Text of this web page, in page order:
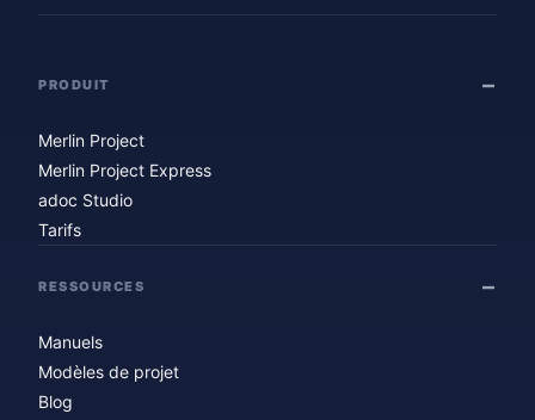
PRODUIT
Merlin Project
Merlin Project Express
adoc Studio
Tarifs
RESSOURCES
Manuels
Modèles de projet
Blog